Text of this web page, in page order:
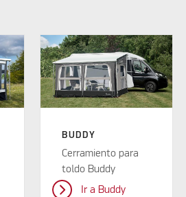
BUDDY
Cerramiento para
toldo Buddy
Ir a Buddy